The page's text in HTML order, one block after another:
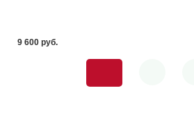
9 600 pуб.